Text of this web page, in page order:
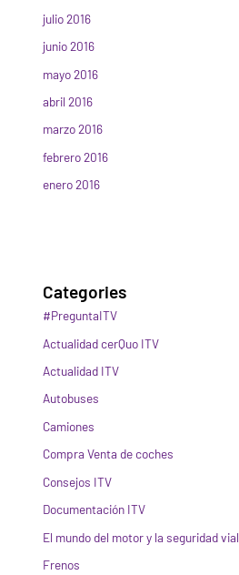
julio 2016
junio 2016
mayo 2016
abril 2016
marzo 2016
febrero 2016
enero 2016
Categories
#PreguntaITV
Actualidad cerQuo ITV
Actualidad ITV
Autobuses
Camiones
Compra Venta de coches
Consejos ITV
Documentación ITV
El mundo del motor y la seguridad vial
Frenos